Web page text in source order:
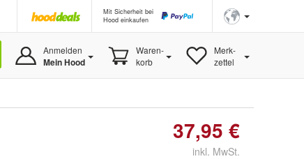
Mit Sicherheit bei
Hood einkaufen
Anmelden
Mein Hood
Waren-
korb
Merk-
zettel
37,95 €
inkl. MwSt.